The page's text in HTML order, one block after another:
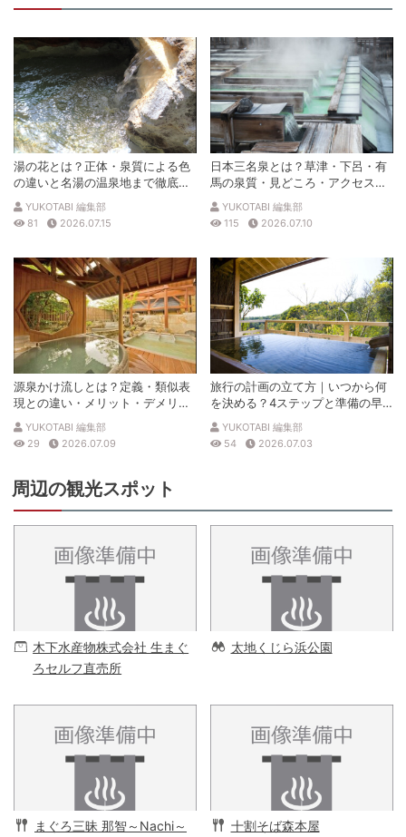
湯の花とは？正体・泉質による色
の違いと名湯の温泉地まで徹底解
説
YUKOTABI 編集部
81
2026.07.15
日本三名泉とは？草津・下呂・有
馬の泉質・見どころ・アクセスを
徹底解説
YUKOTABI 編集部
115
2026.07.10
源泉かけ流しとは？定義・類似表
現との違い・メリット・デメリッ
トを解説
YUKOTABI 編集部
29
2026.07.09
旅行の計画の立て方｜いつから何
を決める？4ステップと準備の早
見表
YUKOTABI 編集部
54
2026.07.03
周辺の観光スポット
木下水産物株式会社 生まぐ
ろセルフ直売所
太地くじら浜公園
まぐろ三昧 那智～Nachi～ 十割そば森本屋